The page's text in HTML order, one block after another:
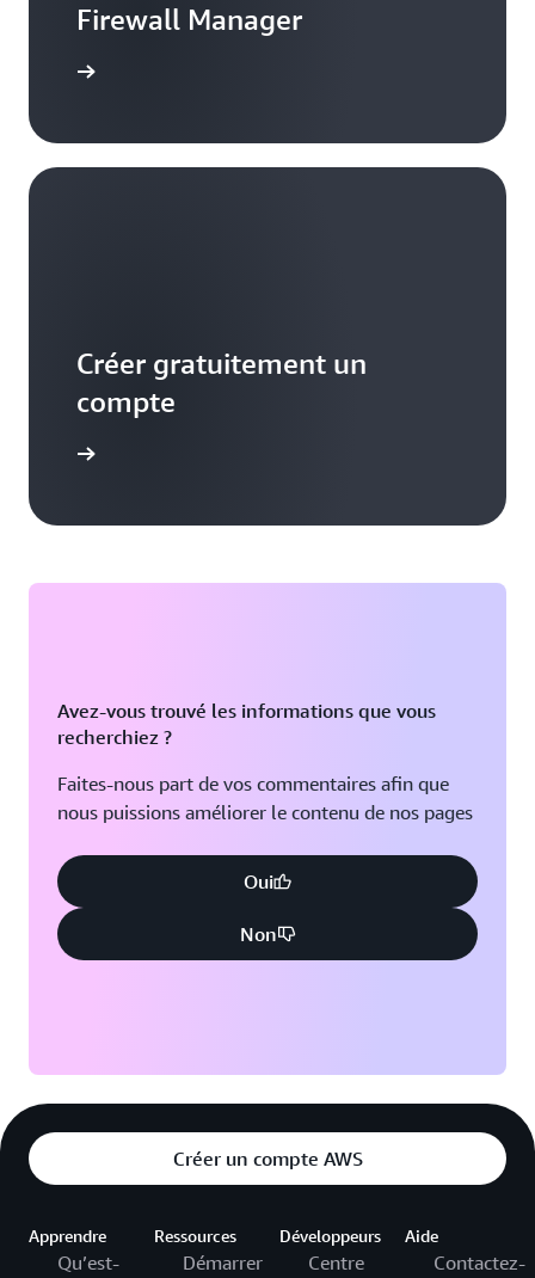
Firewall Manager
Créer gratuitement un
compte
Avez-vous trouvé les informations que vous
recherchiez ?
Faites-nous part de vos commentaires afin que
nous puissions améliorer le contenu de nos pages
Oui
Non
Créer un compte AWS
Apprendre
Qu’est-
Ressources
Démarrer
Développeurs
Centre
Aide
Contactez-